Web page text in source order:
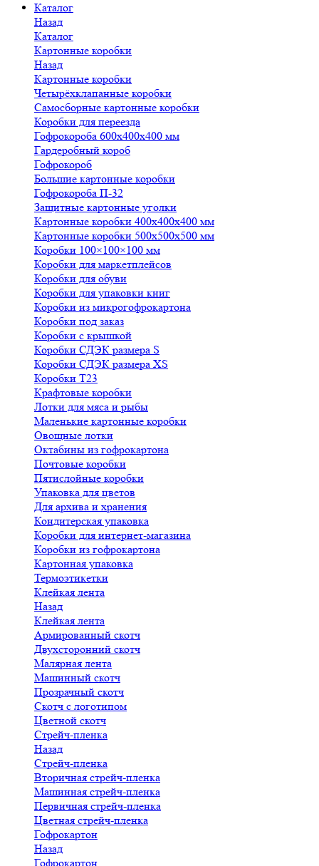
Каталог
Назад
Каталог
Картонные коробки
Назад
Картонные коробки
Четырёхклапанные коробки
Самосборные картонные коробки
Коробки для переезда
Гофрокороба 600х400х400 мм
Гардеробный короб
Гофрокороб
Большие картонные коробки
Гофрокороба П-32
Защитные картонные уголки
Картонные коробки 400х400х400 мм
Картонные коробки 500х500х500 мм
Коробки 100×100×100 мм
Коробки для маркетплейсов
Коробки для обуви
Коробки для упаковки книг
Коробки из микрогофрокартона
Коробки под заказ
Коробки с крышкой
Коробки СДЭК размера S
Коробки СДЭК размера XS
Коробки Т23
Крафтовые коробки
Лотки для мяса и рыбы
Маленькие картонные коробки
Овощные лотки
Октабины из гофрокартона
Почтовые коробки
Пятислойные коробки
Упаковка для цветов
Для архива и хранения
Кондитерская упаковка
Коробки для интернет-магазина
Коробки из гофрокартона
Картонная упаковка
Термоэтикетки
Клейкая лента
Назад
Клейкая лента
Армированный скотч
Двухсторонний скотч
Малярная лента
Машинный скотч
Прозрачный скотч
Скотч с логотипом
Цветной скотч
Стрейч-пленка
Назад
Стрейч-пленка
Вторичная стрейч-пленка
Машинная стрейч-пленка
Первичная стрейч-пленка
Цветная стрейч-пленка
Гофрокартон
Назад
Гофрокартон